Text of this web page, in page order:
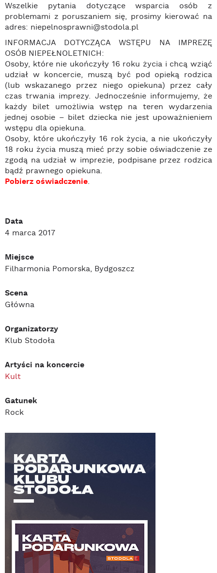
Wszelkie pytania dotyczące wsparcia osób z
problemami z poruszaniem się, prosimy kierować na
adres: niepelnosprawni@stodola.pl
INFORMACJA DOTYCZĄCA WSTĘPU NA IMPREZĘ
OSÓB NIEPEŁNOLETNICH:
Osoby, które nie ukończyły 16 roku życia i chcą wziąć
udział w koncercie, muszą być pod opieką rodzica
(lub wskazanego przez niego opiekuna) przez cały
czas trwania imprezy. Jednocześnie informujemy, że
każdy bilet umożliwia wstęp na teren wydarzenia
jednej osobie – bilet dziecka nie jest upoważnieniem
wstępu dla opiekuna.
Osoby, które ukończyły 16 rok życia, a nie ukończyły
18 roku życia muszą mieć przy sobie oświadczenie ze
zgodą na udział w imprezie, podpisane przez rodzica
bądź prawnego opiekuna.
Pobierz oświadczenie.
Data
4 marca 2017
Miejsce
Filharmonia Pomorska, Bydgoszcz
Scena
Główna
Organizatorzy
Klub Stodoła
Artyści na koncercie
Kult
Gatunek
Rock